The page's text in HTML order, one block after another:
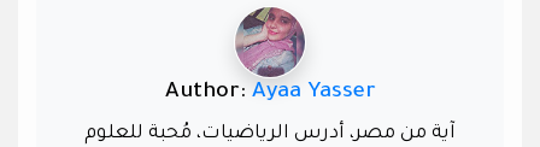
Author: Ayaa Yasser
آية من مصر، أدرس الرياضيات، مُحبة للعلوم